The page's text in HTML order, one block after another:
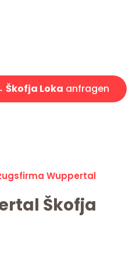
Škofja Loka anfragen
Wuppertal
Škofja